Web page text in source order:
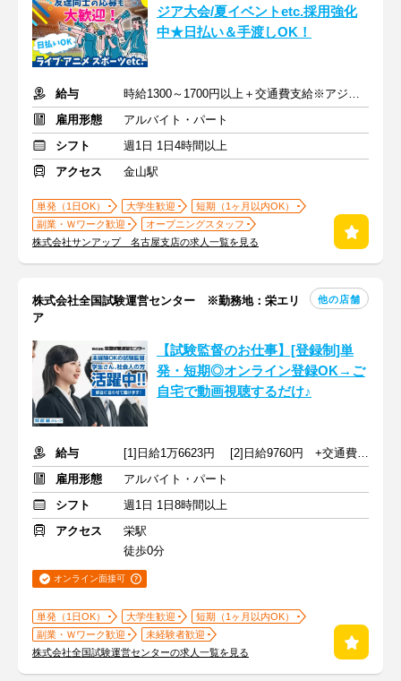
ジア大会/夏イベントetc.採用強化
中★日払い＆手渡しOK！
給与
時給1300～1700円以上＋交通費支給※アジア大会手当もあり
雇用形態
アルバイト・パート
シフト
週1日 1日4時間以上
アクセス
金山駅
単発（1日OK） 大学生歓迎
短期（1ヶ月以内OK）
副業・Ｗワーク歓迎
オープニングスタッフ
株式会社サンアップ 名古屋支店の求人一覧を見る
株式会社全国試験運営センター ※勤務地：栄エリ
ア
他の店舗
【試験監督のお仕事】[登録制]単
発・短期◎オンライン登録OK→ご
自宅で動画視聴するだけ♪
給与
[1]日給1万6623円 [2]日給9760円 +交通費規定支給
雇用形態
アルバイト・パート
シフト
週1日 1日8時間以上
アクセス
栄駅
徒歩0分
オンライン面接可
単発（1日OK） 大学生歓迎
短期（1ヶ月以内OK）
副業・Ｗワーク歓迎
未経験者歓迎
株式会社全国試験運営センターの求人一覧を見る